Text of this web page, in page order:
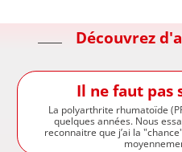
Découvrez
Il ne faut pas
La polyarthrite rhumatoïde
quelques années. Nous
reconnaitre que j’ai la